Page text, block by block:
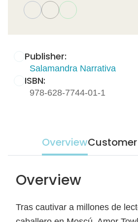
Publisher:
Salamandra Narrativa
ISBN:
978-628-7744-01-1
Overview
Overview
Tras cautivar a millones de